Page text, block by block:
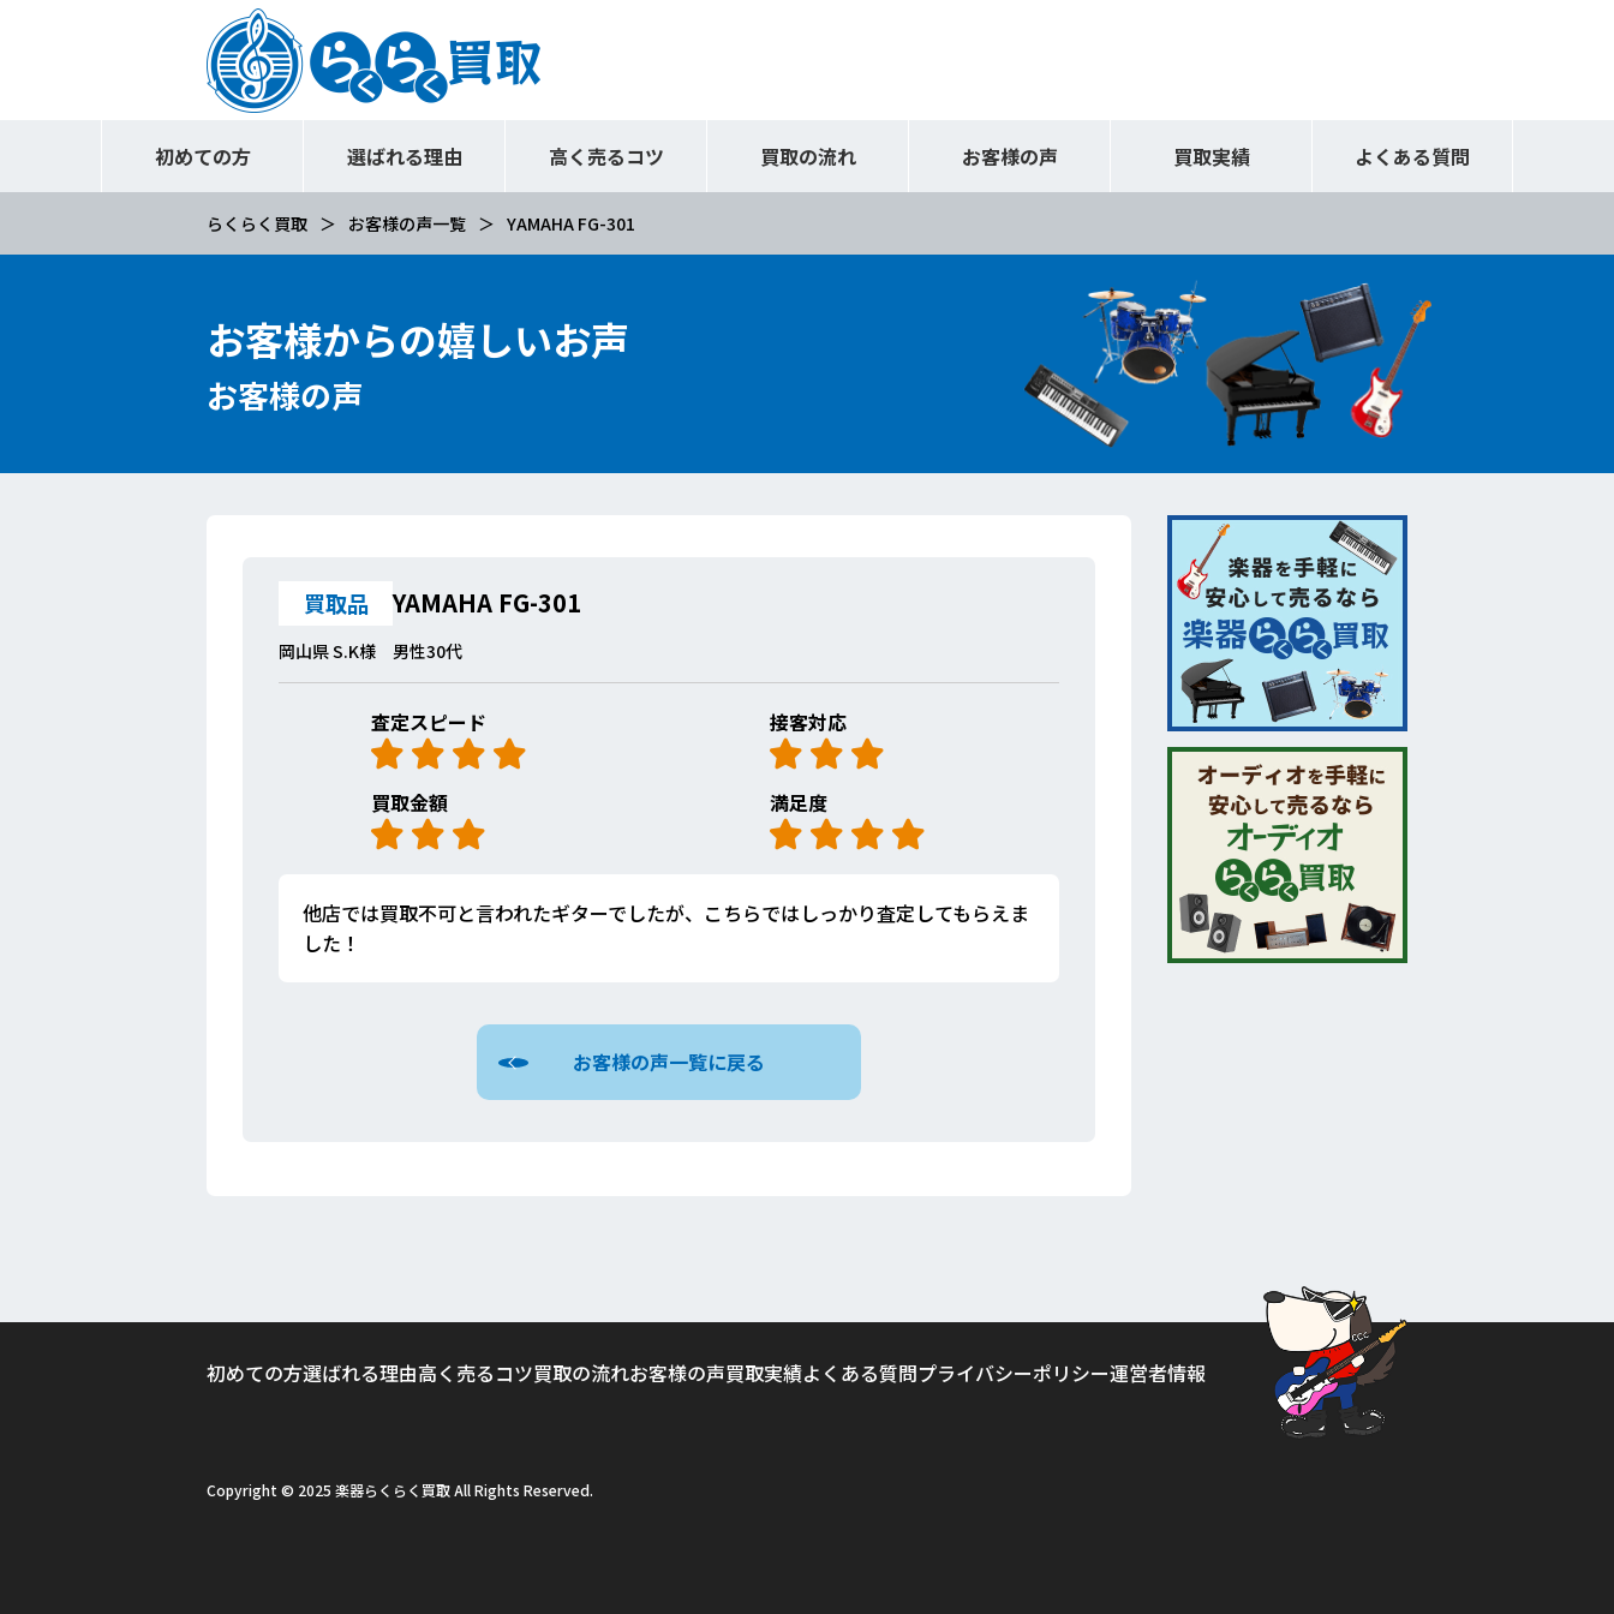
初めての方 選ばれる理由 高く売るコツ 買取の流れ お客様の声 買取実績 よくある質問
らくらく買取 お客様の声一覧 YAMAHA FG-301
お客様からの嬉しいお声
お客様の声
買取品 YAMAHA FG-301
岡山県 S.K様 男性30代
査定スピード 接客対応
買取金額 満足度
他店では買取不可と言われたギターでしたが、こちらではしっかり査定してもらえま
した！
お客様の声一覧に戻る
初めての方選ばれる理由高く売るコツ買取の流れお客様の声買取実績よくある質問プライバシーポリシー運営者情報
Copyright © 2025 楽器らくらく買取 All Rights Reserved.